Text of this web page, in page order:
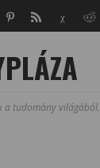
a tudomány világából.